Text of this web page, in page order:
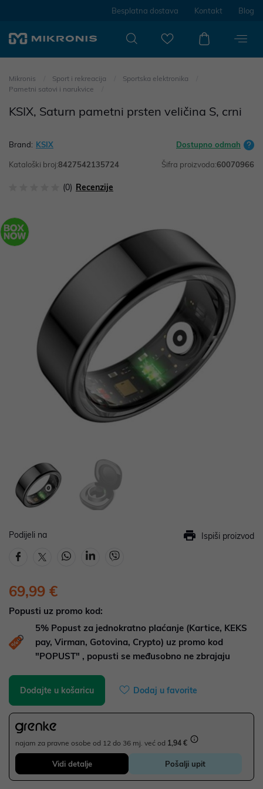
Besplatna dostava Kontakt Blog
Mikronis Sport i rekreacija
Sportska elektronika
Pametni satovi i narukvice
KSIX, Saturn pametni prsten veličina S, crni
Brand: KSIX Dostupno odmah
Kataloški broj:8427542135724 Šifra proizvoda:60070966
(0) Recenzije
Podijeli na Ispiši proizvod
69,99 €
Popusti uz promo kod:
5% Popust za jednokratno plaćanje (Kartice, KEKS
pay, Virman, Gotovina, Crypto) uz promo kod
"POPUST" , popusti se međusobno ne zbrajaju
Dodajte u košaricu Dodaj u favorite
najam za pravne osobe od 12 do 36 mj. već od 1,94 €
Vidi detalje Pošalji upit